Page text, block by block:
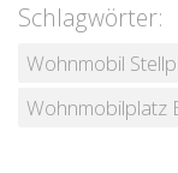
Schlagwörter:
Wohnmobil
Wohnmobilplatz